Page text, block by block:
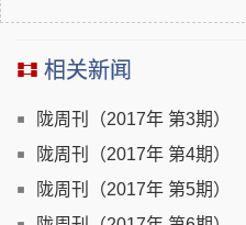
相关新闻
陇周刊（2017年 第3期）
陇周刊（2017年 第4期）
陇周刊（2017年 第5期）